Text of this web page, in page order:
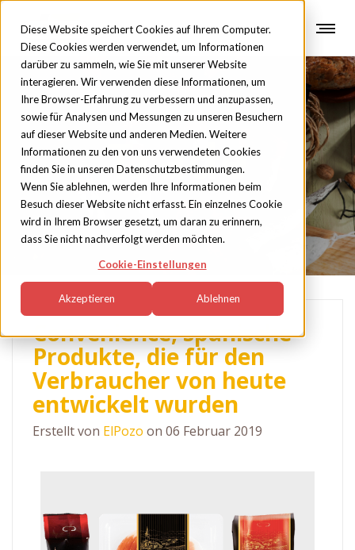
Diese Website speichert Cookies auf Ihrem Computer.
Diese Cookies werden verwendet, um Informationen
darüber zu sammeln, wie Sie mit unserer Website
interagieren. Wir verwenden diese Informationen, um
Ihre Browser-Erfahrung zu verbessern und anzupassen,
sowie für Analysen und Messungen zu unseren Besuchern
auf dieser Website und anderen Medien. Weitere
Informationen zu den von uns verwendeten Cookies
finden Sie in unseren Datenschutzbestimmungen.
Wenn Sie ablehnen, werden Ihre Informationen beim
Besuch dieser Website nicht erfasst. Ein einzelnes Cookie
wird in Ihrem Browser gesetzt, um daran zu erinnern,
dass Sie nicht nachverfolgt werden möchten.
Cookie-Einstellungen
Akzeptieren Ablehnen
Trade
Convenience, spanische
Produkte, die für den
Verbraucher von heute
entwickelt wurden
Erstellt von ElPozo on 06 Februar 2019